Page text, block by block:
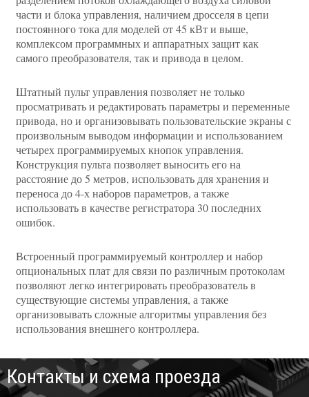
части и блока управления, наличием дросселя в цепи
постоянного тока для моделей от 45 кВт и выше,
комплексом программных и аппаратных защит как
самого преобразователя, так и привода в целом.
Штатный пульт управления позволяет не только
просматривать и редактировать параметры и переменные
привода, но и организовывать пользовательские экраны с
произвольным выводом информации и использованием
четырех программируемых кнопок управления.
Конструкция пульта позволяет выносить его на
расстояние до 5 метров, использовать для хранения и
переноса до 4-х наборов параметров, а также
использовать в качестве регистратора 30 последних
ошибок.
Встроенный программируемый контроллер и набор
опциональных плат для связи по различным протоколам
позволяют легко интегрировать преобразователь в
существующие системы управления, а также
организовывать сложные алгоритмы управления без
использования внешнего контроллера.
Контакты и схема проезда